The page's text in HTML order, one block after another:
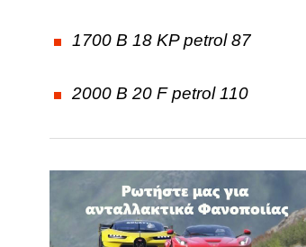
1700 B 18 KP petrol 87
2000 B 20 F petrol 110